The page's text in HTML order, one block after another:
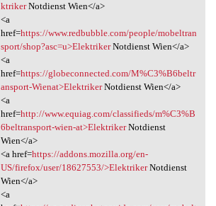
ktrikerNotdienst Wien</a>
<a
href=https://www.redbubble.com/people/mobeltran
sport/shop?asc=u>ElektrikerNotdienst Wien</a>
<a
href=https://globeconnected.com/M%C3%B6beltr
ansport-Wienat>ElektrikerNotdienst Wien</a>
<a
href=http://www.equiag.com/classifieds/m%C3%B
6beltransport-wien-at>ElektrikerNotdienst
Wien</a>
<a href=https://addons.mozilla.org/en-
US/firefox/user/18627553/>ElektrikerNotdienst
Wien</a>
<a